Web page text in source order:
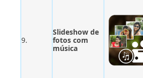
9.
Slideshow de
fotos com
música